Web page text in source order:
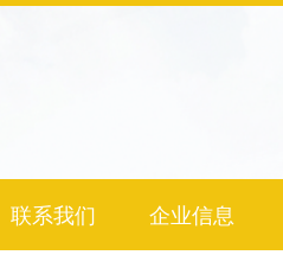
联系我们 企业信息